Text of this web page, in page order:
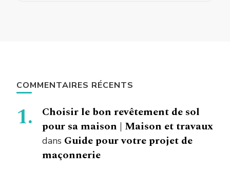
COMMENTAIRES RÉCENTS
Choisir le bon revêtement de sol
pour sa maison | Maison et travaux
dans Guide pour votre projet de
maçonnerie